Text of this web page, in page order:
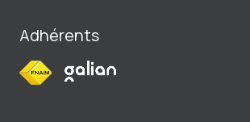
Adhérents